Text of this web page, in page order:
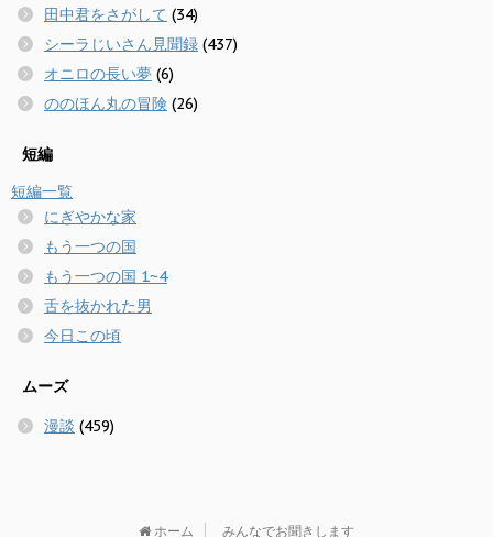
田中君をさがして (34)
シーラじいさん見聞録 (437)
オニロの長い夢 (6)
ののほん丸の冒険 (26)
短編
短編一覧
にぎやかな家
もう一つの国
もう一つの国 1~4
舌を抜かれた男
今日この頃
ムーズ
漫談 (459)
ホーム みんなでお聞きします